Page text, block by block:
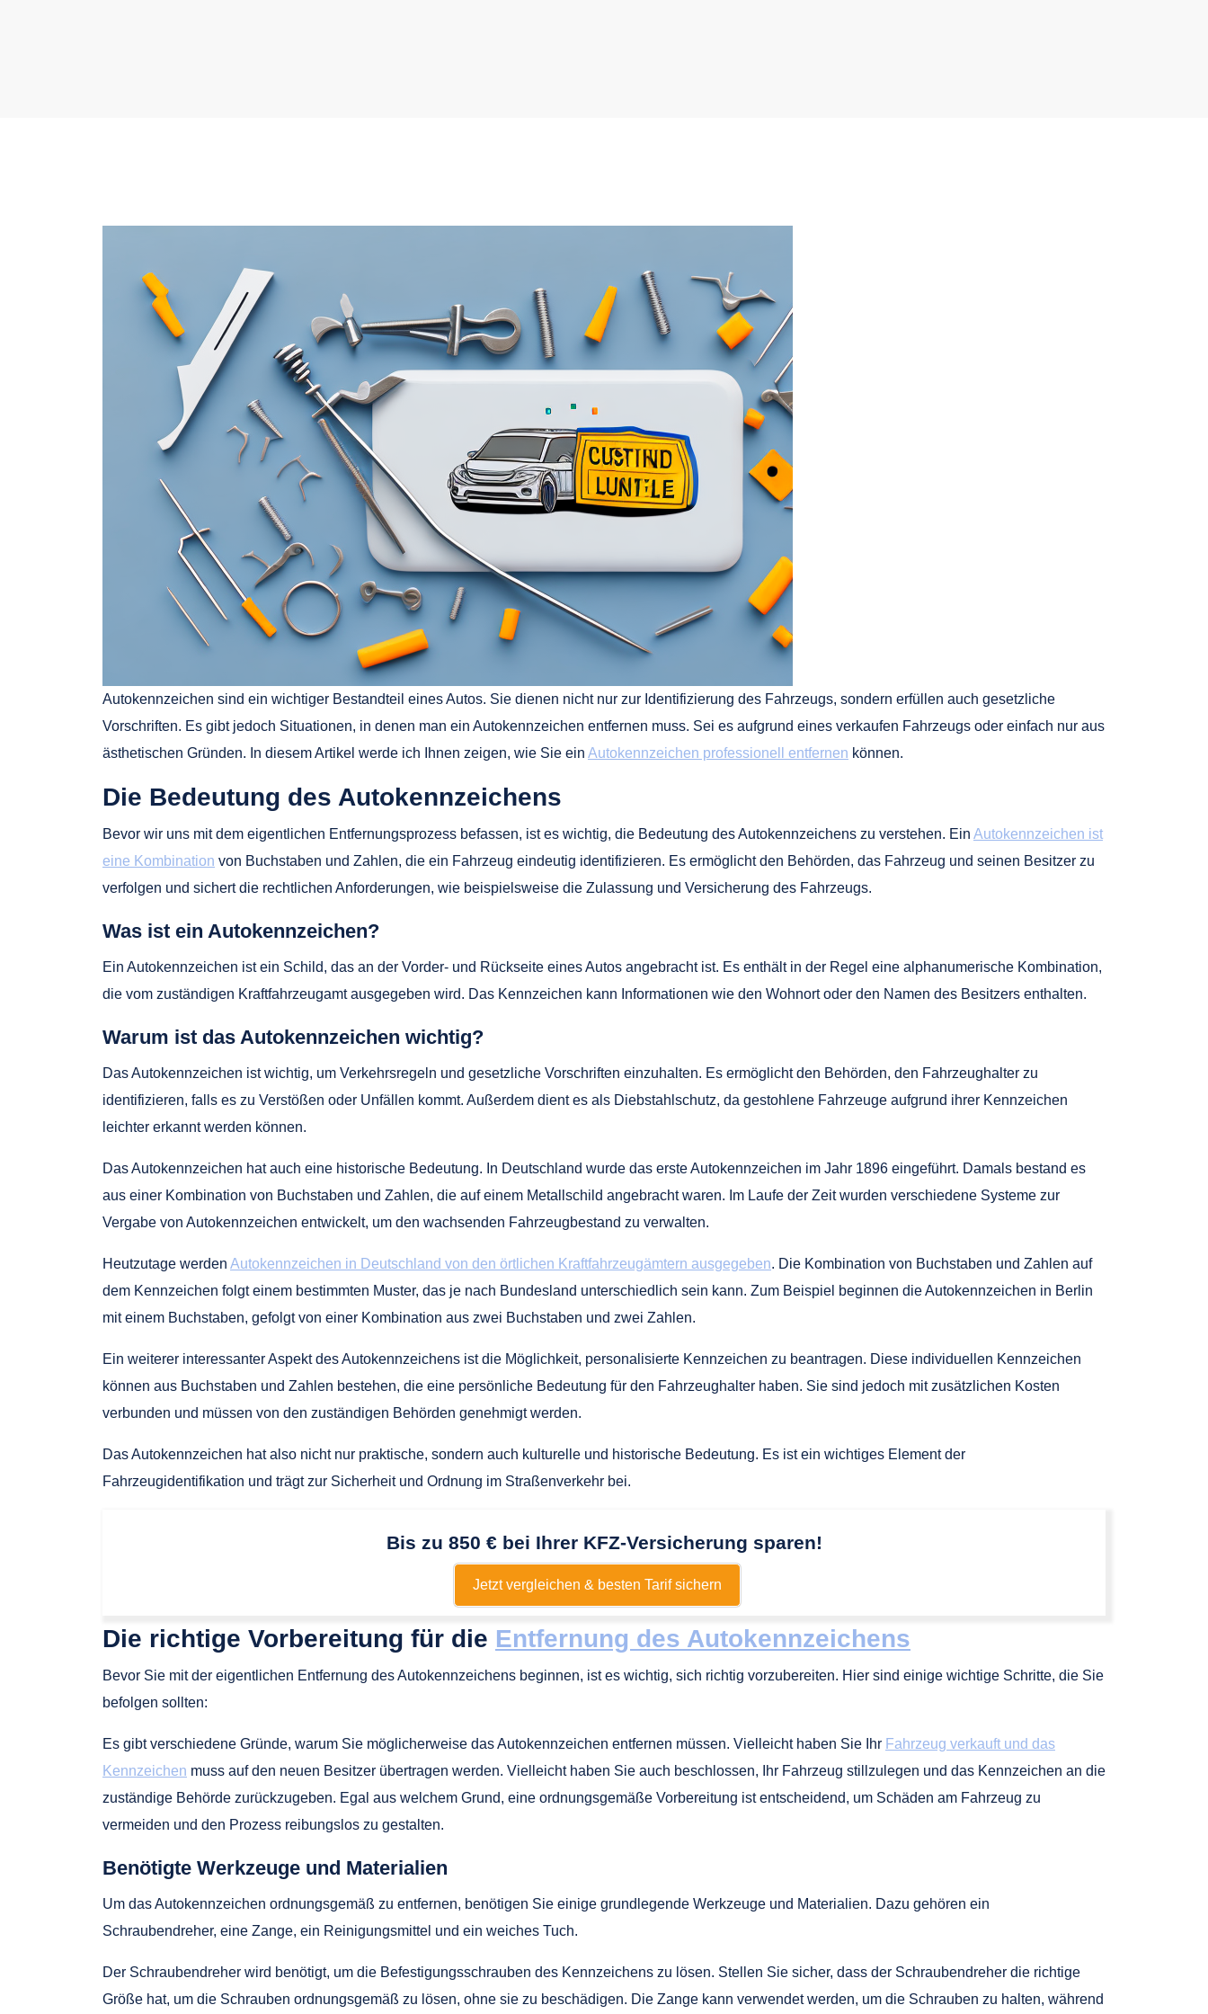
Autokennzeichen sind ein wichtiger Bestandteil eines Autos. Sie dienen nicht nur zur Identifizierung des Fahrzeugs, sondern erfüllen auch gesetzliche
Vorschriften. Es gibt jedoch Situationen, in denen man ein Autokennzeichen entfernen muss. Sei es aufgrund eines verkaufen Fahrzeugs oder einfach nur aus
ästhetischen Gründen. In diesem Artikel werde ich Ihnen zeigen, wie Sie ein Autokennzeichen professionell entfernen können.
Die Bedeutung des Autokennzeichens
Bevor wir uns mit dem eigentlichen Entfernungsprozess befassen, ist es wichtig, die Bedeutung des Autokennzeichens zu verstehen. Ein Autokennzeichen ist
eine Kombination von Buchstaben und Zahlen, die ein Fahrzeug eindeutig identifizieren. Es ermöglicht den Behörden, das Fahrzeug und seinen Besitzer zu
verfolgen und sichert die rechtlichen Anforderungen, wie beispielsweise die Zulassung und Versicherung des Fahrzeugs.
Was ist ein Autokennzeichen?
Ein Autokennzeichen ist ein Schild, das an der Vorder- und Rückseite eines Autos angebracht ist. Es enthält in der Regel eine alphanumerische Kombination,
die vom zuständigen Kraftfahrzeugamt ausgegeben wird. Das Kennzeichen kann Informationen wie den Wohnort oder den Namen des Besitzers enthalten.
Warum ist das Autokennzeichen wichtig?
Das Autokennzeichen ist wichtig, um Verkehrsregeln und gesetzliche Vorschriften einzuhalten. Es ermöglicht den Behörden, den Fahrzeughalter zu
identifizieren, falls es zu Verstößen oder Unfällen kommt. Außerdem dient es als Diebstahlschutz, da gestohlene Fahrzeuge aufgrund ihrer Kennzeichen
leichter erkannt werden können.
Das Autokennzeichen hat auch eine historische Bedeutung. In Deutschland wurde das erste Autokennzeichen im Jahr 1896 eingeführt. Damals bestand es
aus einer Kombination von Buchstaben und Zahlen, die auf einem Metallschild angebracht waren. Im Laufe der Zeit wurden verschiedene Systeme zur
Vergabe von Autokennzeichen entwickelt, um den wachsenden Fahrzeugbestand zu verwalten.
Heutzutage werden Autokennzeichen in Deutschland von den örtlichen Kraftfahrzeugämtern ausgegeben. Die Kombination von Buchstaben und Zahlen auf
dem Kennzeichen folgt einem bestimmten Muster, das je nach Bundesland unterschiedlich sein kann. Zum Beispiel beginnen die Autokennzeichen in Berlin
mit einem Buchstaben, gefolgt von einer Kombination aus zwei Buchstaben und zwei Zahlen.
Ein weiterer interessanter Aspekt des Autokennzeichens ist die Möglichkeit, personalisierte Kennzeichen zu beantragen. Diese individuellen Kennzeichen
können aus Buchstaben und Zahlen bestehen, die eine persönliche Bedeutung für den Fahrzeughalter haben. Sie sind jedoch mit zusätzlichen Kosten
verbunden und müssen von den zuständigen Behörden genehmigt werden.
Das Autokennzeichen hat also nicht nur praktische, sondern auch kulturelle und historische Bedeutung. Es ist ein wichtiges Element der
Fahrzeugidentifikation und trägt zur Sicherheit und Ordnung im Straßenverkehr bei.
Bis zu 850 € bei Ihrer KFZ-Versicherung sparen!
Jetzt vergleichen & besten Tarif sichern
Die richtige Vorbereitung für die Entfernung des Autokennzeichens
Bevor Sie mit der eigentlichen Entfernung des Autokennzeichens beginnen, ist es wichtig, sich richtig vorzubereiten. Hier sind einige wichtige Schritte, die Sie
befolgen sollten:
Es gibt verschiedene Gründe, warum Sie möglicherweise das Autokennzeichen entfernen müssen. Vielleicht haben Sie Ihr Fahrzeug verkauft und das
Kennzeichen muss auf den neuen Besitzer übertragen werden. Vielleicht haben Sie auch beschlossen, Ihr Fahrzeug stillzulegen und das Kennzeichen an die
zuständige Behörde zurückzugeben. Egal aus welchem Grund, eine ordnungsgemäße Vorbereitung ist entscheidend, um Schäden am Fahrzeug zu
vermeiden und den Prozess reibungslos zu gestalten.
Benötigte Werkzeuge und Materialien
Um das Autokennzeichen ordnungsgemäß zu entfernen, benötigen Sie einige grundlegende Werkzeuge und Materialien. Dazu gehören ein
Schraubendreher, eine Zange, ein Reinigungsmittel und ein weiches Tuch.
Der Schraubendreher wird benötigt, um die Befestigungsschrauben des Kennzeichens zu lösen. Stellen Sie sicher, dass der Schraubendreher die richtige
Größe hat, um die Schrauben ordnungsgemäß zu lösen, ohne sie zu beschädigen. Die Zange kann verwendet werden, um die Schrauben zu halten, während